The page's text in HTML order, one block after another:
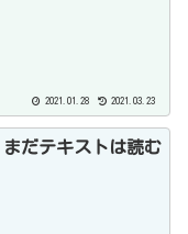
2021.01.28 2021.03.23
だテキストは読む